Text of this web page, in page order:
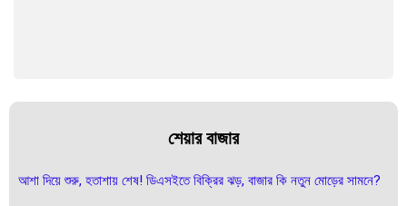
শেয়ার বাজার
আশা দিয়ে শুরু, হতাশায় শেষ! ডিএসইতে বিক্রির ঝড়, বাজার কি নতুন মোড়ের সামনে?